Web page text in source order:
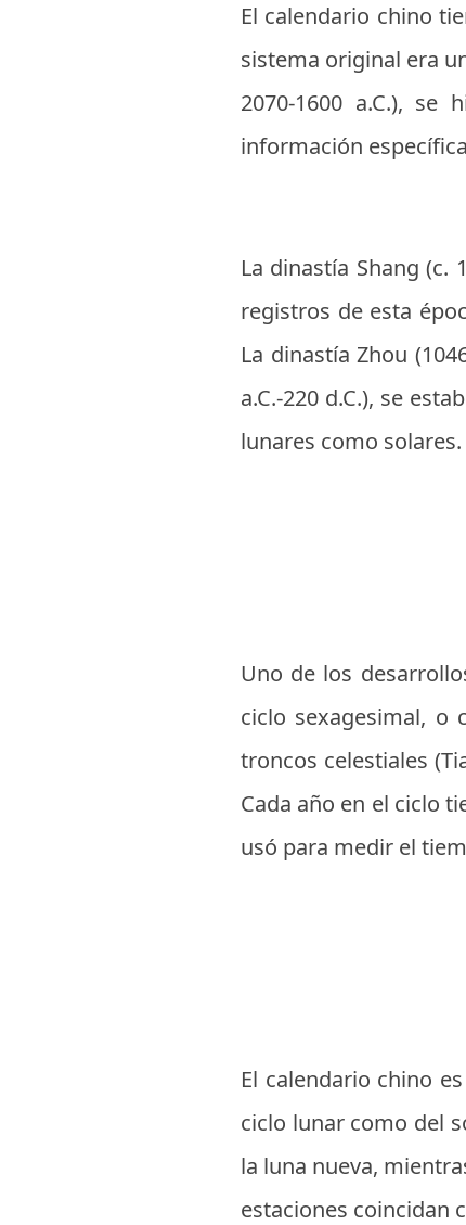
El calendario chino
sistema original era
2070-1600 a.C.),
información
La dinastía Shang (c.
registros de esta
La dinastía Zhou
a.C.-220 d.C.), se
lunares como solares.
Uno de los
ciclo sexagesimal, o
troncos celestiales
Cada año en el ciclo
usó para medir el
El calendario chino
ciclo lunar como del
la luna nueva,
estaciones coincidan